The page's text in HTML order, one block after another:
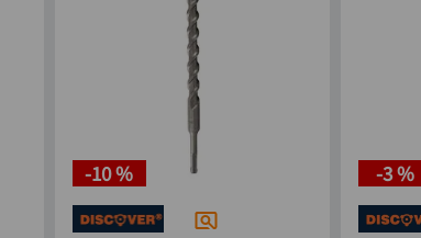
-10 % -3 %